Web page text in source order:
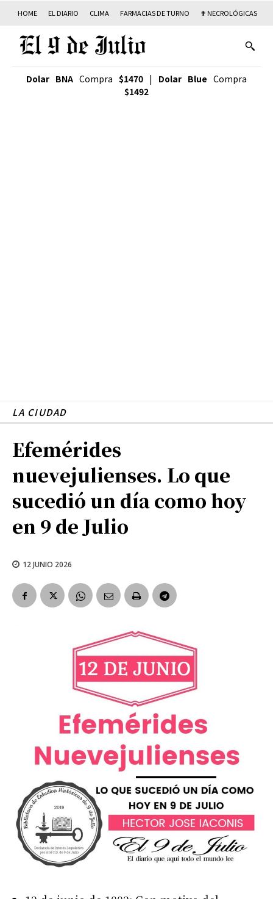
HOME EL DIARIO CLIMA FARMACIAS DE TURNO ✟ NECROLÓGICAS
Dolar BNA Compra $1470 | Dolar Blue Compra
$1492
LA CIUDAD
Efemérides
nuevejulienses. Lo que
sucedió un día como hoy
en 9 de Julio
12 JUNIO 2026